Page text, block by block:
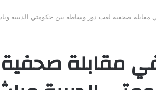
صحفية لعب دور وساطة بين حكومتي الدبيبة
مقابلة